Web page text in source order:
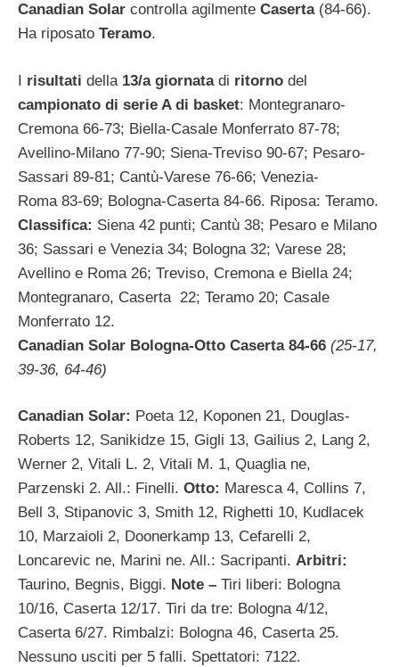
Canadian Solar controlla agilmente Caserta(84-66).
Ha riposato Teramo.
I risultati della 13/a giornatadi ritorno del
campionato di serie A di basket: Montegranaro-
Cremona 66-73; Biella-Casale Monferrato 87-78;
Avellino-Milano 77-90; Siena-Treviso 90-67; Pesaro-
Sassari 89-81; Cantù-Varese 76-66; Venezia-
Roma 83-69; Bologna-Caserta 84-66. Riposa: Teramo.
Classifica: Siena 42 punti; Cantù 38; Pesaro e Milano
36; Sassari e Venezia 34; Bologna 32; Varese 28;
Avellino e Roma 26; Treviso, Cremona e Biella 24;
Montegranaro, Caserta 22; Teramo 20; Casale
Monferrato 12.
Canadian Solar Bologna-Otto Caserta 84-66 (25-17,
39-36, 64-46)
Canadian Solar: Poeta 12, Koponen 21, Douglas-
Roberts 12, Sanikidze 15, Gigli 13, Gailius 2, Lang 2,
Werner 2, Vitali L. 2, Vitali M. 1, Quaglia ne,
Parzenski 2. All.: Finelli. Otto: Maresca 4, Collins 7,
Bell 3, Stipanovic 3, Smith 12, Righetti 10, Kudlacek
10, Marzaioli 2, Doonerkamp 13, Cefarelli 2,
Loncarevic ne, Marini ne. All.: Sacripanti. Arbitri:
Taurino, Begnis, Biggi. Note – Tiri liberi: Bologna
10/16, Caserta 12/17. Tiri da tre: Bologna 4/12,
Caserta 6/27. Rimbalzi: Bologna 46, Caserta 25.
Nessuno usciti per 5 falli. Spettatori: 7122.